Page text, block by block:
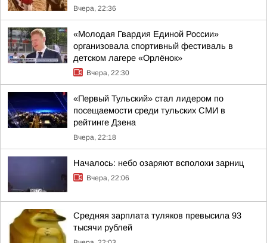
Вчера, 22:36
«Молодая Гвардия Единой России»
организовала спортивный фестиваль в
детском лагере «Орлёнок»
Вчера, 22:30
«Первый Тульский» стал лидером по
посещаемости среди тульских СМИ в
рейтинге Дзена
Вчера, 22:18
Началось: небо озаряют всполохи зарниц
Вчера, 22:06
Средняя зарплата туляков превысила 93
тысячи рублей